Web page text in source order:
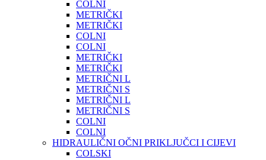
COLNI
METRIČKI
METRIČKI
COLNI
COLNI
METRIČKI
METRIČKI
METRIČNI L
METRIČNI S
METRIČNI L
METRIČNI S
COLNI
COLNI
HIDRAULIČNI OČNI PRIKLJUČCI I CIJEVI
COLSKI